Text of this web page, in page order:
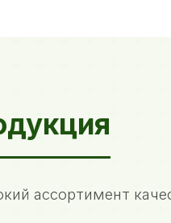
ассортимент